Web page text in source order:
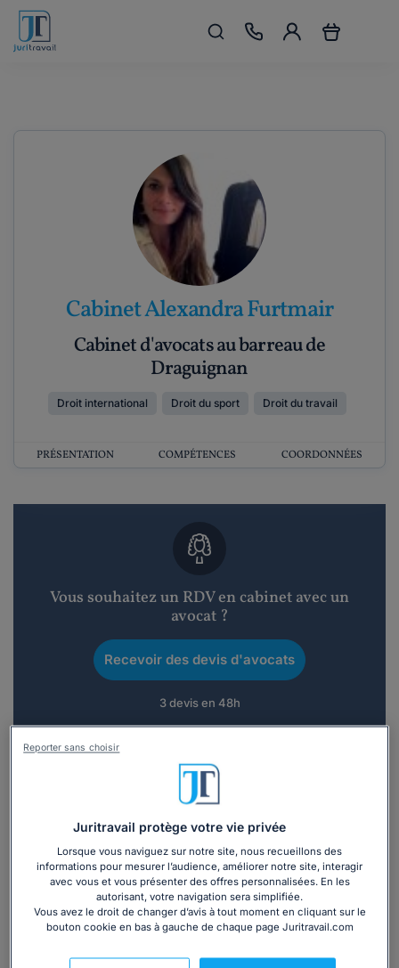
Cabinet Alexandra Furtmair
Cabinet d'avocats au barreau de
Draguignan
Droit international Droit du sport Droit du travail
PRÉSENTATION COMPÉTENCES COORDONNÉES
Vous souhaitez un RDV en cabinet avec un
avocat ?
Recevoir des devis d'avocats
3 devis en 48h
Vous souhaitez une consultation par
téléphone ?
Consulter immédiatement
ou appelez le01 75 75 42 33(8h à 21h du lundi au
Juritravail protège votre vie privée
Lorsque vous naviguez sur notre site, nous recueillons des
informations pour mesurer l’audience, améliorer notre site, interagir
avec vous et vous présenter des offres personnalisées. En les
autorisant, votre navigation sera simplifiée.
Vous avez le droit de changer d’avis à tout moment en cliquant sur le
bouton cookie en bas à gauche de chaque page Juritravail.com
Reporter sans choisir